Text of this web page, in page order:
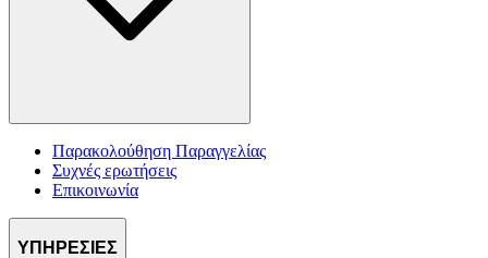
Παρακολούθηση Παραγγελίας
Συχνές ερωτήσεις
Επικοινωνία
ΥΠΗΡΕΣΙΕΣ